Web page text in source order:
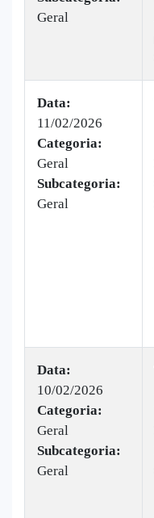
Geral
Data:
11/02/2026
Categoria:
Geral
Subcategoria:
Geral
Data:
10/02/2026
Categoria:
Geral
Subcategoria:
Geral